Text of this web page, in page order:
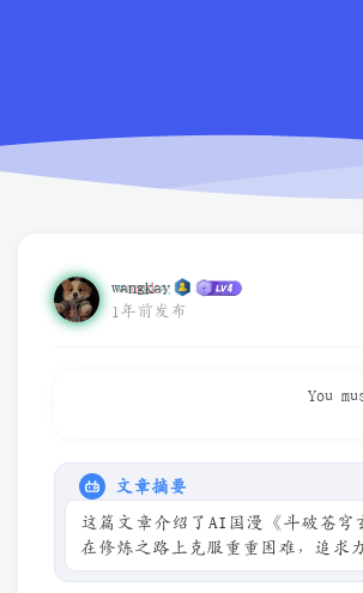
wangkay
1年前发布
You
文章摘要
这篇文章介绍了AI国漫《斗破苍穹
在修炼之路上克服重重困难，追求